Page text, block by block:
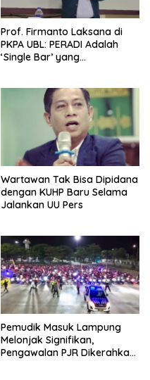
Prof. Firmanto Laksana di
PKPA UBL: PERADI Adalah
‘Single Bar’ yang
Wartawan Tak Bisa Dipidana
dengan KUHP Baru Selama
Jalankan UU Pers
Pemudik Masuk Lampung
Melonjak Signifikan,
Pengawalan PJR Dikerahkan,